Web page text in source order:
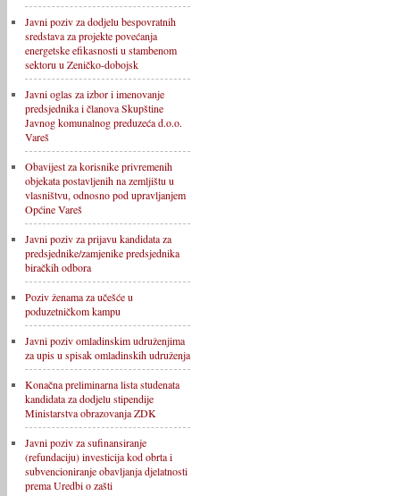
Javni poziv za dodjelu bespovratnih
sredstava za projekte povećanja
energetske efikasnosti u stambenom
sektoru u Zeničko-dobojsk
Javni oglas za izbor i imenovanje
predsjednika i članova Skupštine
Javnog komunalnog preduzeća d.o.o.
Vareš
Obavijest za korisnike privremenih
objekata postavljenih na zemljištu u
vlasništvu, odnosno pod upravljanjem
Općine Vareš
Javni poziv za prijavu kandidata za
predsjednike/zamjenike predsjednika
biračkih odbora
Poziv ženama za učešće u
poduzetničkom kampu
Javni poziv omladinskim udruženjima
za upis u spisak omladinskih udruženja
Konačna preliminarna lista studenata
kandidata za dodjelu stipendije
Ministarstva obrazovanja ZDK
Javni poziv za sufinansiranje
(refundaciju) investicija kod obrta i
subvencioniranje obavljanja djelatnosti
prema Uredbi o zašti